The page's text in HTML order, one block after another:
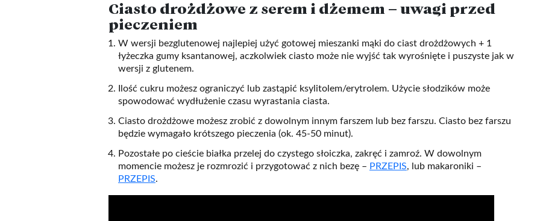
Ciasto drożdżowe z serem i dżemem – uwagi przed
pieczeniem
W wersji bezglutenowej najlepiej użyć gotowej mieszanki mąki do ciast drożdżowych + 1
łyżeczka gumy ksantanowej, aczkolwiek ciasto może nie wyjść tak wyrośnięte i puszyste jak w
wersji z glutenem.
Ilość cukru możesz ograniczyć lub zastąpić ksylitolem/erytrolem. Użycie słodzików może
spowodować wydłużenie czasu wyrastania ciasta.
Ciasto drożdżowe możesz zrobić z dowolnym innym farszem lub bez farszu. Ciasto bez farszu
będzie wymagało krótszego pieczenia (ok. 45-50 minut).
Pozostałe po cieście białka przelej do czystego słoiczka, zakręć i zamroź. W dowolnym
momencie możesz je rozmrozić i przygotować z nich bezę – PRZEPIS, lub makaroniki –
PRZEPIS.